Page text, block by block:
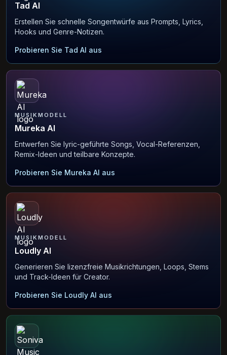
Tad AI
Erstellen Sie schnelle Songentwürfe aus Prompts, Lyrics,
Hooks und Genre-Notizen.
Probieren Sie Tad AI aus
MUSIKMODELL
Mureka AI
Entwerfen Sie lyric-geführte Songs, Vocal-Referenzen,
Remix-Ideen und teilbare Konzepte.
Probieren Sie Mureka AI aus
MUSIKMODELL
Loudly AI
Generieren Sie lizenzfreie Musikrichtungen, Loops, Stems
und Track-Ideen für Creator.
Probieren Sie Loudly AI aus